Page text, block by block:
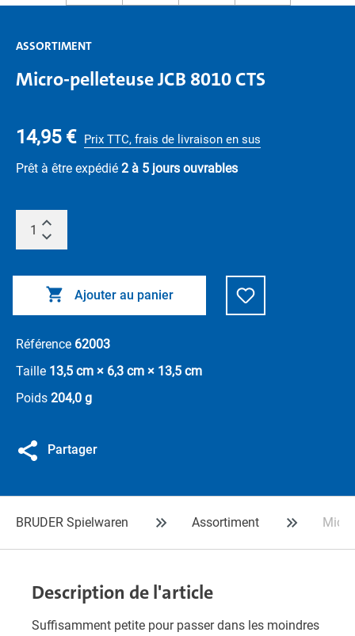
ASSORTIMENT
Micro-pelleteuse JCB 8010 CTS
14,95 € Prix TTC, frais de livraison en sus
Prêt à être expédié 2 à 5 jours ouvrables
Ajouter au panier
Référence 62003
Taille 13,5 cm × 6,3 cm × 13,5 cm
Poids 204,0 g
Partager
BRUDER Spielwaren Assortiment
Description de l'article
Suffisamment petite pour passer dans les moindres